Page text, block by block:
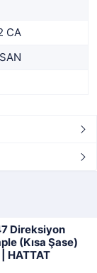
CA
Direksiyon
HATTAT